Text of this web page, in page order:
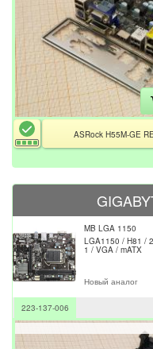
ASRock H55M-GE
MB LGA 1150
LGA1150 / H81 /
1 / VGA / mATX
Новый аналог
223-137-006